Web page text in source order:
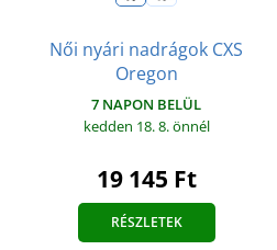
Női nyári nadrágok CXS
Oregon
7 NAPON BELÜL
kedden 18. 8.önnél
19 145 Ft
RÉSZLETEK